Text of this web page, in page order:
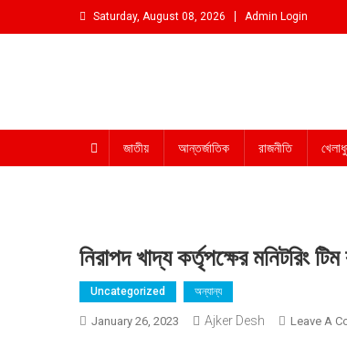
to
Saturday, August 08, 2026 Admin Login
জাতীয় আন্তর্জাতিক রাজনীতি
নিরাপদ খাদ্য কর্তৃপক্ষের মনিটরিং
Uncategorized অন্যান্য
January 26, 2023 Ajker Desh Leave A